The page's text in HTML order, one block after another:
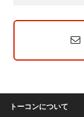
トーコンについて